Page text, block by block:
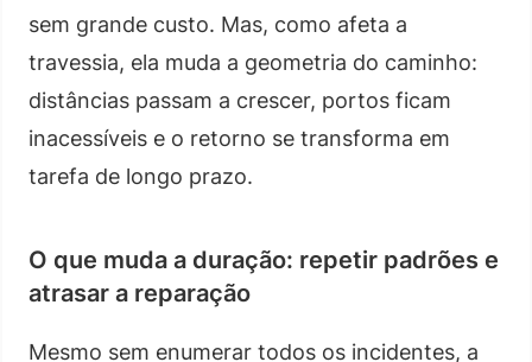
sem grande custo. Mas, como afeta a
travessia, ela muda a geometria do caminho:
distâncias passam a crescer, portos ficam
inacessíveis e o retorno se transforma em
tarefa de longo prazo.
O que muda a duração: repetir padrões e
atrasar a reparação
Mesmo sem enumerar todos os incidentes, a